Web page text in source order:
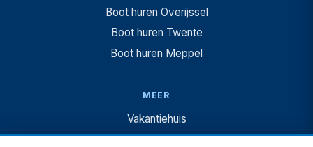
Boot huren Overijssel
Boot huren Twente
Boot huren Meppel
MEER
Vakantiehuis
Vakantiehuis + boot